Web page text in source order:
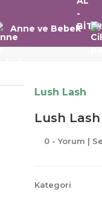
Anne ve Bebek
Lush Lash
Lush
0 - Yorum |
Kategori